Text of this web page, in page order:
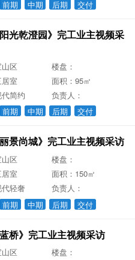
前期 中期 后期 交付
阳光乾澄园》完工业主视频采
区
楼盘：
室
面积：95㎡
简约
负责人：
前期 中期 后期 交付
丽景尚城》完工业主视频采访
区
楼盘：
室
面积：150㎡
轻奢
负责人：
前期 中期 后期 交付
蓝桥》完工业主视频采访
区
楼盘：